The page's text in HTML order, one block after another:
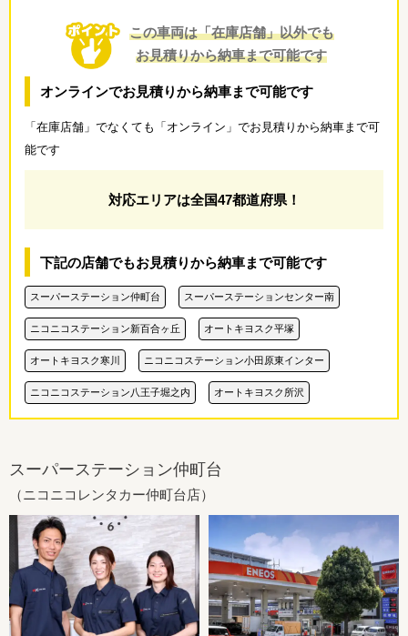
この車両は「在庫店舗」以外でも
お見積りから納車まで可能です
オンラインでお見積りから納車まで可能です
「在庫店舗」でなくても「オンライン」でお見積りから納車まで可
能です
対応エリアは全国47都道府県！
下記の店舗でもお見積りから納車まで可能です
スーパーステーション仲町台 スーパーステーションセンター南
ニコニコステーション新百合ヶ丘 オートキヨスク平塚
オートキヨスク寒川 ニコニコステーション小田原東インター
ニコニコステーション八王子堀之内 オートキヨスク所沢
スーパーステーション仲町台
（ニコニコレンタカー仲町台店）